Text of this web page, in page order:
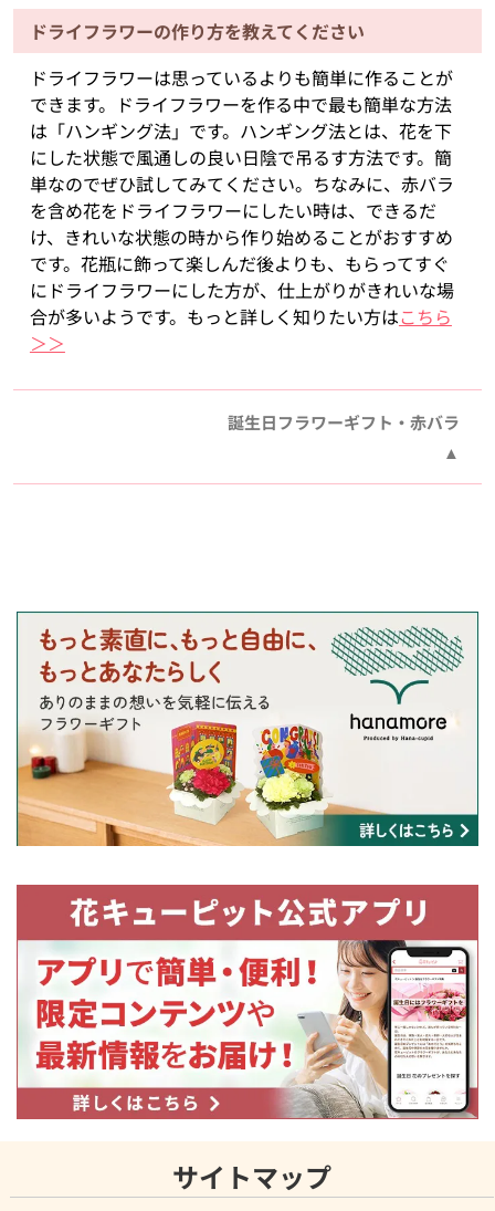
ドライフラワーの作り方を教えてください
ドライフラワーは思っているよりも簡単に作ることが
できます。ドライフラワーを作る中で最も簡単な方法
は「ハンギング法」です。ハンギング法とは、花を下
にした状態で風通しの良い日陰で吊るす方法です。簡
単なのでぜひ試してみてください。ちなみに、赤バラ
を含め花をドライフラワーにしたい時は、できるだ
け、きれいな状態の時から作り始めることがおすすめ
です。花瓶に飾って楽しんだ後よりも、もらってすぐ
にドライフラワーにした方が、仕上がりがきれいな場
合が多いようです。もっと詳しく知りたい方はこちら
＞＞
誕生日フラワーギフト・赤バラ
サイトマップ